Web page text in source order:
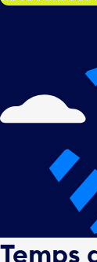
Temps